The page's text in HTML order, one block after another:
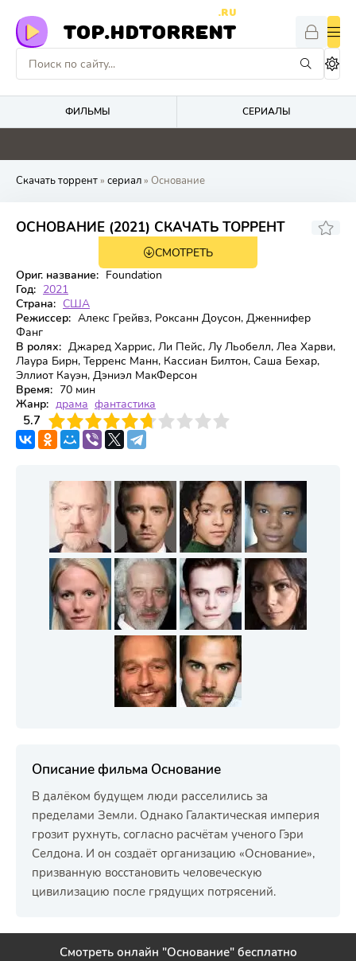
TOP.HDTORRENT
.RU
ФИЛЬМЫ СЕРИАЛЫ
0 5 0 0
Скачать торрент» сериал» Основание
ОСНОВАНИЕ (2021) СКАЧАТЬ ТОРРЕНТ
3 сезон 10 серия
7.089 7.6
СМОТРЕТЬ
Ориг. название: Foundation
Год: 2021
Страна: США
Режиссер: Алекс Грейвз, Роксанн Доусон, Дженнифер
Фанг
В ролях: Джаред Харрис, Ли Пейс, Лу Льобелл, Леа Харви,
Лаура Бирн, Терренс Манн, Кассиан Билтон, Саша Бехар,
Эллиот Кауэн, Дэниэл МакФерсон
Время: 70 мин
Жанр: драма фантастика
5.7
4 6 7 8 9 10
Описание фильма Основание
В далёком будущем люди расселились за
пределами Земли. Однако Галактическая империя
грозит рухнуть, согласно расчётам ученого Гэри
Селдона. И он создаёт организацию «Основание»,
призванную восстановить человеческую
цивилизацию после грядущих потрясений.
Смотреть онлайн "Основание" бесплатно